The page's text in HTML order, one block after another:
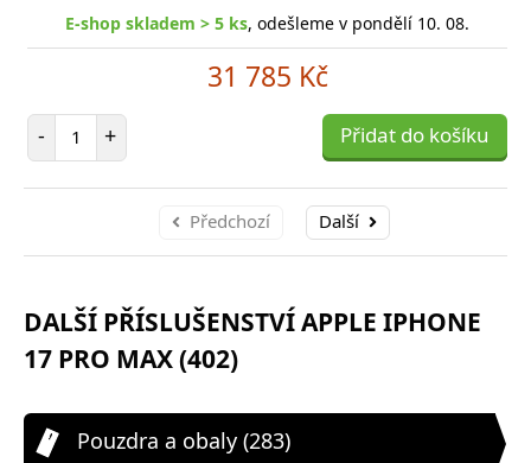
E-shop skladem > 5 ks, odešleme v pondělí 10. 08.
31 785 Kč
- Počet položek
+ Přidat do košíku
Předchozí Další
DALŠÍ PŘÍSLUŠENSTVÍ APPLE IPHONE
17 PRO MAX (402)
Pouzdra a obaly (283)